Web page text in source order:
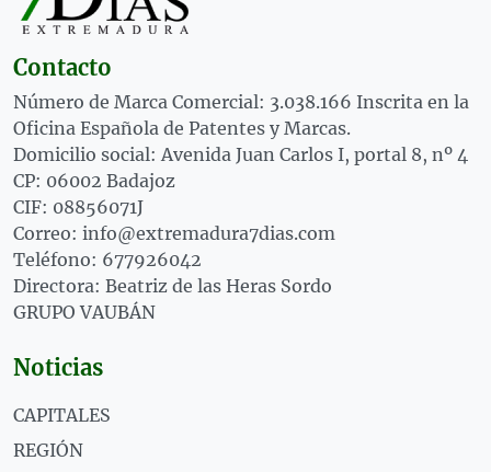
Contacto
Número de Marca Comercial: 3.038.166 Inscrita en la
Oficina Española de Patentes y Marcas.
Domicilio social: Avenida Juan Carlos I, portal 8, nº 4
CP: 06002 Badajoz
CIF: 08856071J
Correo: info@extremadura7dias.com
Teléfono: 677926042
Directora: Beatriz de las Heras Sordo
GRUPO VAUBÁN
Noticias
CAPITALES
REGIÓN